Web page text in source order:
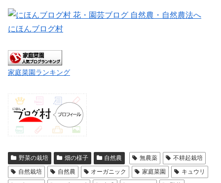
にほんブログ村
家庭菜園ランキング
野菜の栽培 畑の様子 自然農 無農薬
不耕起栽培
自然栽培
自然農 オーガニック 家庭菜園
キュウリ